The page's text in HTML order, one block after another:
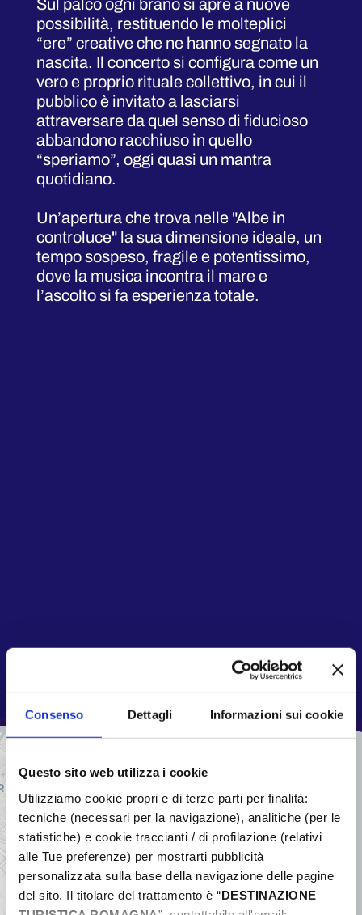
Consenso Dettagli Informazioni sui cookie
Questo sito web utilizza i cookie
Utilizziamo cookie propri e di terze parti per finalità:
tecniche (necessari per la navigazione), analitiche (per le
statistiche) e cookie traccianti / di profilazione (relativi
alle Tue preferenze) per mostrarti pubblicità
personalizzata sulla base della navigazione delle pagine
del sito. Il titolare del trattamento è “DESTINAZIONE
Sul palco ogni brano si apre a nuove
possibilità, restituendo le molteplici
“ere” creative che ne hanno segnato la
nascita. Il concerto si configura come un
vero e proprio rituale collettivo, in cui il
pubblico è invitato a lasciarsi
attraversare da quel senso di fiducioso
abbandono racchiuso in quello
“speriamo”, oggi quasi un mantra
quotidiano.
Un’apertura che trova nelle "Albe in
controluce" la sua dimensione ideale, un
tempo sospeso, fragile e potentissimo,
dove la musica incontra il mare e
l’ascolto si fa esperienza totale.
−